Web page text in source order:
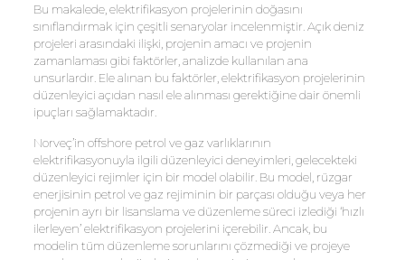
Bu makalede, elektrifikasyon projelerinin doğasını
sınıflandırmak için çeşitli senaryolar incelenmiştir. Açık deniz
projeleri arasındaki ilişki, projenin amacı ve projenin
zamanlaması gibi faktörler, analizde kullanılan ana
unsurlardır. Ele alınan bu faktörler, elektrifikasyon projelerinin
düzenleyici açıdan nasıl ele alınması gerektiğine dair önemli
ipuçları sağlamaktadır.
Norveç’in offshore petrol ve gaz varlıklarının
elektrifikasyonuyla ilgili düzenleyici deneyimleri, gelecekteki
düzenleyici rejimler için bir model olabilir. Bu model, rüzgar
enerjisinin petrol ve gaz rejiminin bir parçası olduğu veya her
projenin ayrı bir lisanslama ve düzenleme süreci izlediği ‘hızlı
ilerleyen’ elektrifikasyon projelerini içerebilir. Ancak, bu
modelin tüm düzenleme sorunlarını çözmediği ve projeye